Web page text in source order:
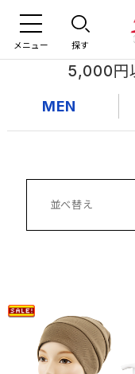
メニュー 探す
5,000円
MEN